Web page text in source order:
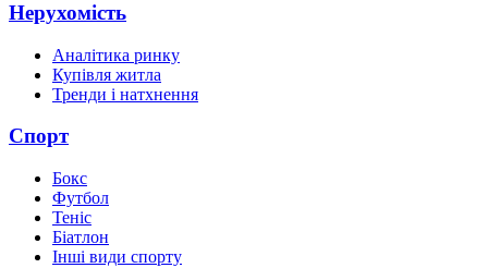
Нерухомість
Аналітика ринку
Купівля житла
Тренди і натхнення
Спорт
Бокс
Футбол
Теніс
Біатлон
Інші види спорту